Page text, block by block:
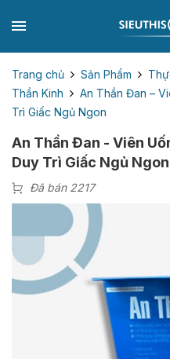
Trang chủ Sản Phẩm
Thần Kinh
An Thần Đan –
Trì Giấc Ngủ Ngon
An Thần Đan - Viên
Duy Trì Giấc Ngủ Ngon
Đã bán 2217